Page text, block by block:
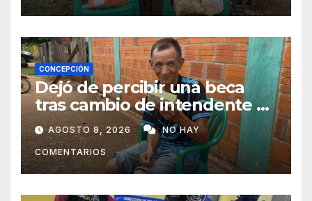
CONCEPCIÓN
Dejó de percibir una beca
tras cambio de intendente y
ahora vende caramelos para
subsistir
AGOSTO 8, 2026 NO HAY
COMENTARIOS